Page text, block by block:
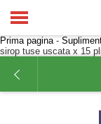
Prima pagina-
sirop tuse uscata x 15